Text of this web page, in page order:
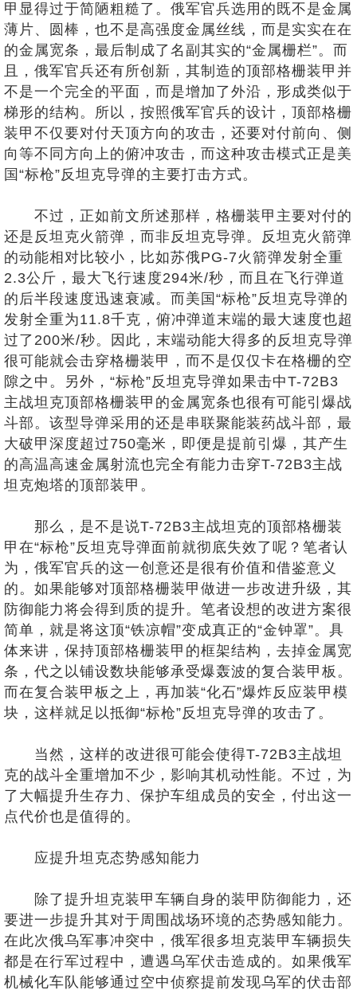
甲显得过于简陋粗糙了。俄军官兵选用的既不是金属
薄片、圆棒，也不是高强度金属丝线，而是实实在在
的金属宽条，最后制成了名副其实的“金属栅栏”。而
且，俄军官兵还有所创新，其制造的顶部格栅装甲并
不是一个完全的平面，而是增加了外沿，形成类似于
梯形的结构。所以，按照俄军官兵的设计，顶部格栅
装甲不仅要对付天顶方向的攻击，还要对付前向、侧
向等不同方向上的俯冲攻击，而这种攻击模式正是美
国“标枪”反坦克导弹的主要打击方式。
不过，正如前文所述那样，格栅装甲主要对付的
还是反坦克火箭弹，而非反坦克导弹。反坦克火箭弹
的动能相对比较小，比如苏俄PG-7火箭弹发射全重
2.3公斤，最大飞行速度294米/秒，而且在飞行弹道
的后半段速度迅速衰减。而美国“标枪”反坦克导弹的
发射全重为11.8千克，俯冲弹道末端的最大速度也超
过了200米/秒。因此，末端动能大得多的反坦克导弹
很可能就会击穿格栅装甲，而不是仅仅卡在格栅的空
隙之中。另外，“标枪”反坦克导弹如果击中T-72B3
主战坦克顶部格栅装甲的金属宽条也很有可能引爆战
斗部。该型导弹采用的还是串联聚能装药战斗部，最
大破甲深度超过750毫米，即便是提前引爆，其产生
的高温高速金属射流也完全有能力击穿T-72B3主战
坦克炮塔的顶部装甲。
那么，是不是说T-72B3主战坦克的顶部格栅装
甲在“标枪”反坦克导弹面前就彻底失效了呢？笔者认
为，俄军官兵的这一创意还是很有价值和借鉴意义
的。如果能够对顶部格栅装甲做进一步改进升级，其
防御能力将会得到质的提升。笔者设想的改进方案很
简单，就是将这顶“铁凉帽”变成真正的“金钟罩”。具
体来讲，保持顶部格栅装甲的框架结构，去掉金属宽
条，代之以铺设数块能够承受爆轰波的复合装甲板。
而在复合装甲板之上，再加装“化石”爆炸反应装甲模
块，这样就足以抵御“标枪”反坦克导弹的攻击了。
当然，这样的改进很可能会使得T-72B3主战坦
克的战斗全重增加不少，影响其机动性能。不过，为
了大幅提升生存力、保护车组成员的安全，付出这一
点代价也是值得的。
应提升坦克态势感知能力
除了提升坦克装甲车辆自身的装甲防御能力，还
要进一步提升其对于周围战场环境的态势感知能力。
在此次俄乌军事冲突中，俄军很多坦克装甲车辆损失
都是在行军过程中，遭遇乌军伏击造成的。如果俄军
机械化车队能够通过空中侦察提前发现乌军的伏击部